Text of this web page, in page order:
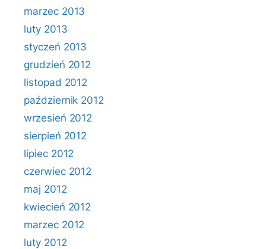
marzec 2013
luty 2013
styczeń 2013
grudzień 2012
listopad 2012
październik 2012
wrzesień 2012
sierpień 2012
lipiec 2012
czerwiec 2012
maj 2012
kwiecień 2012
marzec 2012
luty 2012